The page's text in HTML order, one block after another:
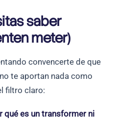
saber
meter)
convencerte de que
te aportan nada como
filtro claro:
qué es un transformer ni